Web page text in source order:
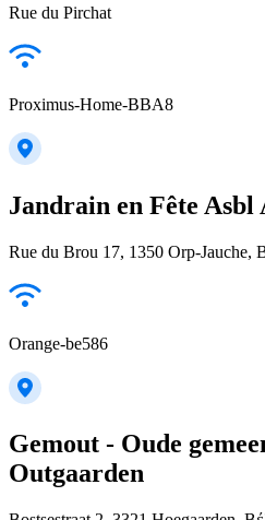
Rue du Pirchat
Proximus-Home-BBA8
Jandrain en Fête Asbl
Rue du Brou 17, 1350 Orp-Jauche,
Orange-be586
Gemout - Oude
Outgaarden